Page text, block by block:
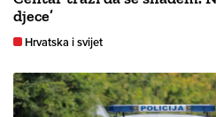
djece’
Hrvatska i svijet